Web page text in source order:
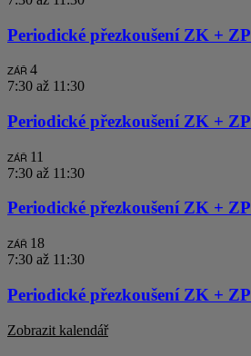
Periodické přezkoušení ZK + ZP
ZÁŘ4
7:30 až 11:30
Periodické přezkoušení ZK + ZP
ZÁŘ 11
7:30 až 11:30
Periodické přezkoušení ZK + ZP
ZÁŘ 18
7:30 až 11:30
Periodické přezkoušení ZK + ZP
Zobrazit kalendář